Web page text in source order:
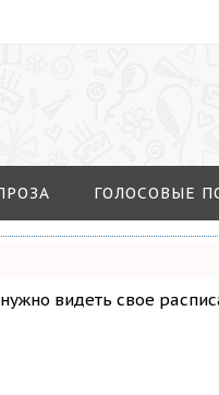
ГОЛОСОВЫЕ
видеть свое